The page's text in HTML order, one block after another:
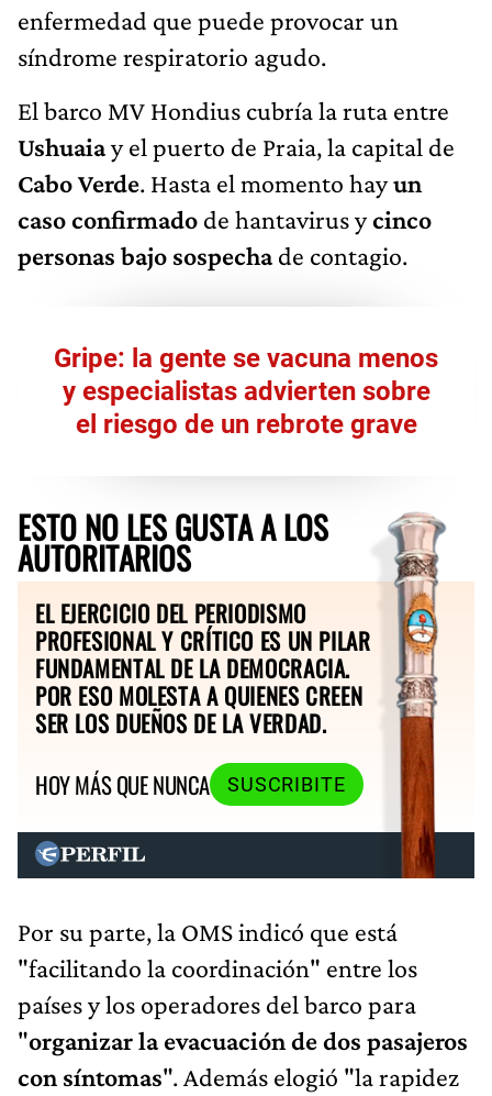
enfermedad que puede provocar un
síndrome respiratorio agudo.
El barco MV Hondius cubría la ruta entre
Ushuaiay el puerto de Praia, la capital de
Cabo Verde. Hasta el momento hayun
caso confirmado de hantavirus ycinco
personas bajo sospechade contagio.
Gripe: la gente se vacuna menos
y especialistas advierten sobre
el riesgo de un rebrote grave
ESTO NO LES GUSTA A LOS
AUTORITARIOS
EL EJERCICIO DEL PERIODISMO
PROFESIONAL Y CRÍTICO ES UN PILAR
FUNDAMENTAL DE LA DEMOCRACIA.
POR ESO MOLESTA A QUIENES CREEN
SER LOS DUEÑOS DE LA VERDAD.
HOY MÁS QUE NUNCA
SUSCRIBITE
Por su parte, la OMS indicó que está
"facilitando la coordinación" entre los
países y los operadores del barco para
"organizar la evacuación de dos pasajeros
con síntomas". Además elogió "la rapidez